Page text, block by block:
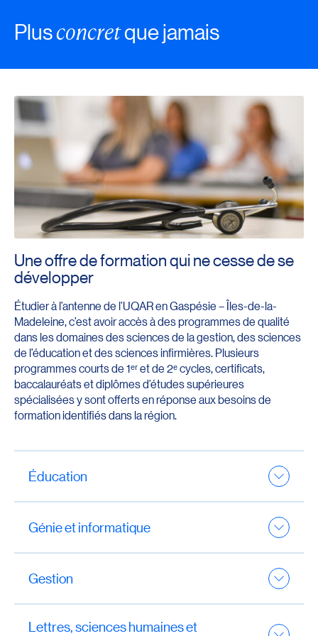
Plusconcretque jamais
Une offre de formation qui ne cesse de se
développer
Étudier à l’antenne de l’UQAR en Gaspésie – Îles-de-la-
Madeleine, c’est avoir accès à des programmes de qualité
dans les domaines des sciences de la gestion, des sciences
de l’éducation et des sciences infirmières. Plusieurs
programmes courts de 1ᵉʳ et de 2ᵉ cycles, certificats,
baccalauréats et diplômes d’études supérieures
spécialisées y sont offerts en réponse aux besoins de
formation identifiés dans la région.
Éducation
Pas de programmes en démarrage
enseignement primaire– remplir leformulaire
d’intérêt
Génie et informatique
Pas de programmes en démarrage
Gestion
Lettres, sciences humaines et